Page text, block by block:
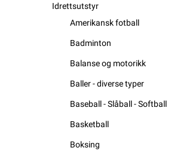
Idrettsutstyr
Amerikansk fotball
Badminton
Balanse og motorikk
Baller - diverse typer
Baseball - Slåball - Softball
Basketball
Boksing